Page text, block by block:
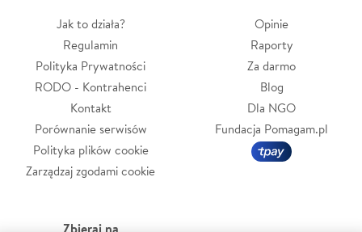
Jak to działa?
Regulamin
Polityka Prywatności
RODO - Kontrahenci
Kontakt
Porównanie serwisów
Polityka plików cookie
Zarządzaj zgodami cookie
Opinie
Raporty
Za darmo
Blog
Dla NGO
Fundacja Pomagam.pl